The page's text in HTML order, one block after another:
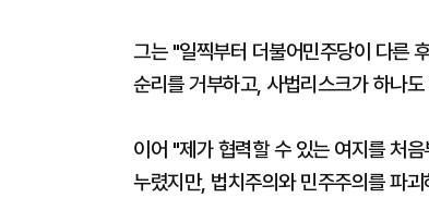
그는 "일찍부터 더불어민주당이 다른
순리를 거부하고, 사법리스크가 하나
이어 "제가 협력할 수 있는 여지를 처
누렸지만, 법치주의와 민주주의를 파